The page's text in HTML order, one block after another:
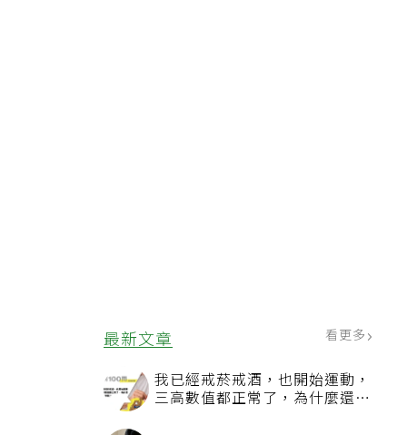
最新文章 看更多
我已經戒菸戒酒，也開始運動，
三高數值都正常了，為什麼還不